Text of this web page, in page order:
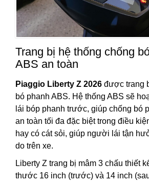
Trang bị hệ thống chống
ABS an toàn
Piaggio Liberty Z 2026 được trang
bó phanh ABS. Hệ thống ABS sẽ
lái bóp phanh trước, giúp chống bó
an toàn tối đa đặc biệt trong điều
hay có cát sỏi, giúp người lái tận
do trên xe.
Liberty Z trang bị mâm 3 chấu thiết
thước 16 inch (trước) và 14 inch